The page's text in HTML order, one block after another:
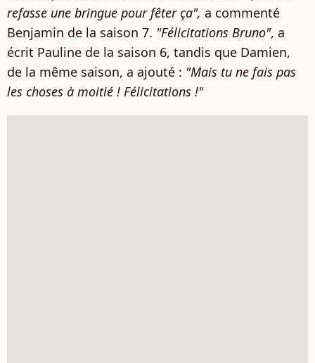
refasse une bringue pour fêter ça", a commenté
Benjamin de la saison 7. "Félicitations Bruno", a
écrit Pauline de la saison 6, tandis que Damien,
de la même saison, a ajouté : "Mais tu ne fais pas
les choses à moitié ! Félicitations !"